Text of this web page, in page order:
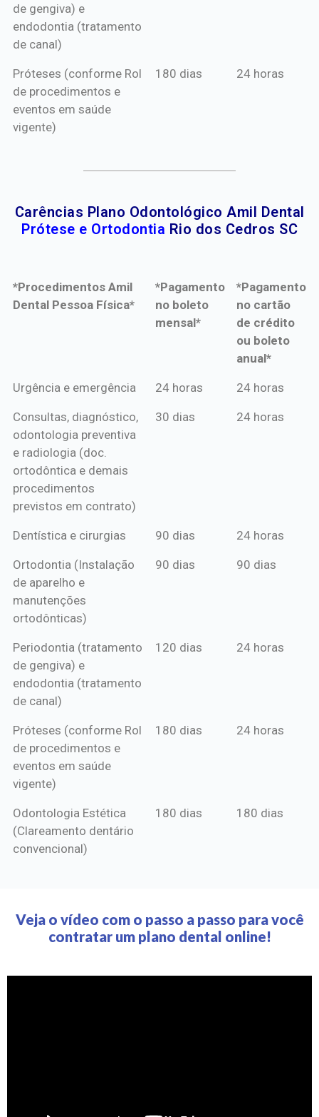
de gengiva) e
endodontia (tratamento
de canal)
Próteses (conforme Rol
de procedimentos e
eventos em saúde
vigente)
180 dias 24 horas
Carências Plano Odontológico Amil Dental
Prótese e Ortodontia Rio dos Cedros SC
*Procedimentos Amil
Dental Pessoa Física*
*Pagamento
no boleto
mensal*
*Pagamento
no cartão
de crédito
ou boleto
anual*
*Procedimentos Amil
*Pagamento
mensal*
*Pagamento
de crédito
Urgência e emergência 24 horas 24 horas
Consultas, diagnóstico,
odontologia preventiva
e radiologia (doc.
ortodôntica e demais
procedimentos
previstos em contrato)
30 dias 24 horas
Dentística e cirurgias 90 dias 24 horas
Ortodontia (Instalação
de aparelho e
manutenções
ortodônticas)
90 dias 90 dias
Periodontia (tratamento
de gengiva) e
endodontia (tratamento
de canal)
120 dias 24 horas
Próteses (conforme Rol
de procedimentos e
eventos em saúde
vigente)
180 dias 24 horas
Odontologia Estética
(Clareamento dentário
convencional)
180 dias 180 dias
Veja o vídeo com o passo a passo para você
contratar um plano dental online!